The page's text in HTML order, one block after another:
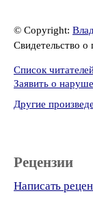
© Copyright:
Свидетельство
Список
Заявить о
Другие
Рецензии
Написать